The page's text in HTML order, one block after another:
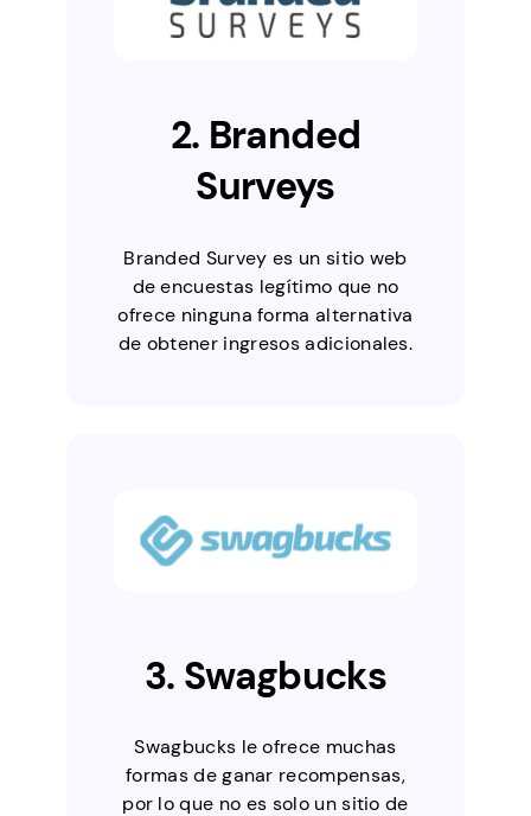
2. Branded
Surveys
Branded Survey es un sitio web
de encuestas legítimo que no
ofrece ninguna forma alternativa
de obtener ingresos adicionales.
3. Swagbucks
Swagbucks le ofrece muchas
formas de ganar recompensas,
por lo que no es solo un sitio de